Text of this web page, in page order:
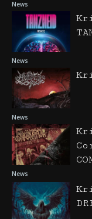
News
News
News
News